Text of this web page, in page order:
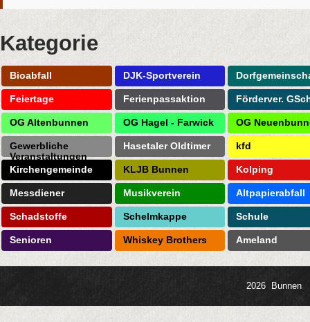
Kategorie
Bioabfall DJK-Sportverein
Feiertage Ferienpassaktion Förderver.
OG Altenbunnen OG Hagel - Farwick OG
Gewerbliche
Veranstaltungen
Hasetaler Oldtimer kfd
Kirchengemeinde KLJB Bunnen Kolping
Messdiener Musikverein Altpapierabfall
Schadstoffe Schelmkappe Schule
Senioren Whiskey Brothers Ameland
2026 Bunnen